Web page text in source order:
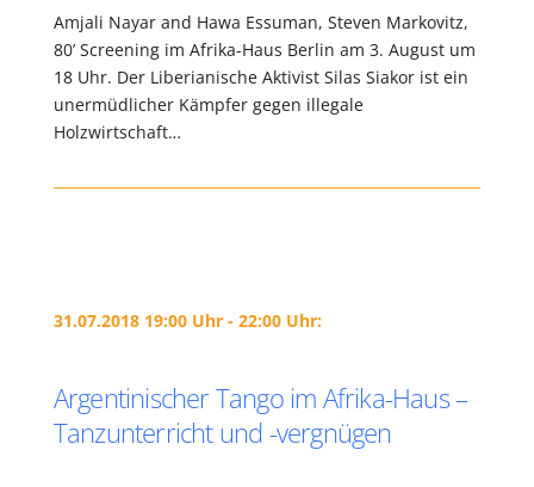
Amjali Nayar and Hawa Essuman, Steven Markovitz,
80’ Screening im Afrika-Haus Berlin am 3. August um
18 Uhr. Der Liberianische Aktivist Silas Siakor ist ein
unermüdlicher Kämpfer gegen illegale
Holzwirtschaft…
31.07.2018 19:00 Uhr - 22:00 Uhr:
Argentinischer Tango im Afrika-Haus –
Tanzunterricht und -vergnügen